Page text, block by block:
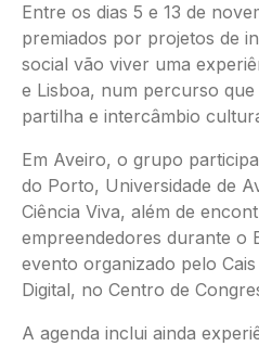
Entre os dias 5 e 13 de
premiados por projetos de
social vão viver uma
e Lisboa, num percurso
partilha e intercâmbio
Em Aveiro, o grupo
do Porto, Universidade de
Ciência Viva, além de
empreendedores durante o
evento organizado pelo
Digital, no Centro de
A agenda inclui ainda